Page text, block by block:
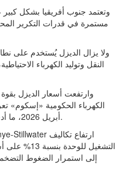
وتعتمد جنوب أفريقيا بشكل كبير
مستمرة في قدرات التكرير
ولا يزال الديزل يُستخدم على
النقل وتوليد الكهرباء
وارتفعت أسعار الديزل
أبريل 2026، ما أدى إلى زيادة كبيرة في تكاليف التعدين.
التشغيل
إلى استمرار الضغوط